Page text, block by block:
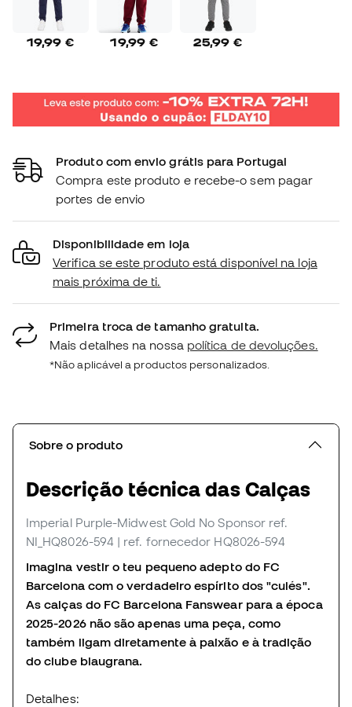
19,99 € 19,99 € 25,99 €
Produto com envio grátis para Portugal
Compra este produto e recebe-o sem pagar
portes de envio
Disponibilidade em loja
Verifica se este produto está disponível na loja
mais próxima de ti.
Primeira troca de tamanho gratuita.
Mais detalhes na nossa política de devoluções.
*Não aplicável a productos personalizados.
Sobre o produto
Descrição técnica das Calças
Imperial Purple-Midwest Gold No Sponsor ref.
NI_HQ8026-594 | ref. fornecedor HQ8026-594
Imagina vestir o teu pequeno adepto do FC
Barcelona com o verdadeiro espírito dos "culés".
As calças do FC Barcelona Fanswear para a época
2025-2026 não são apenas uma peça, como
também ligam diretamente à paixão e à tradição
do clube blaugrana.
Detalhes: